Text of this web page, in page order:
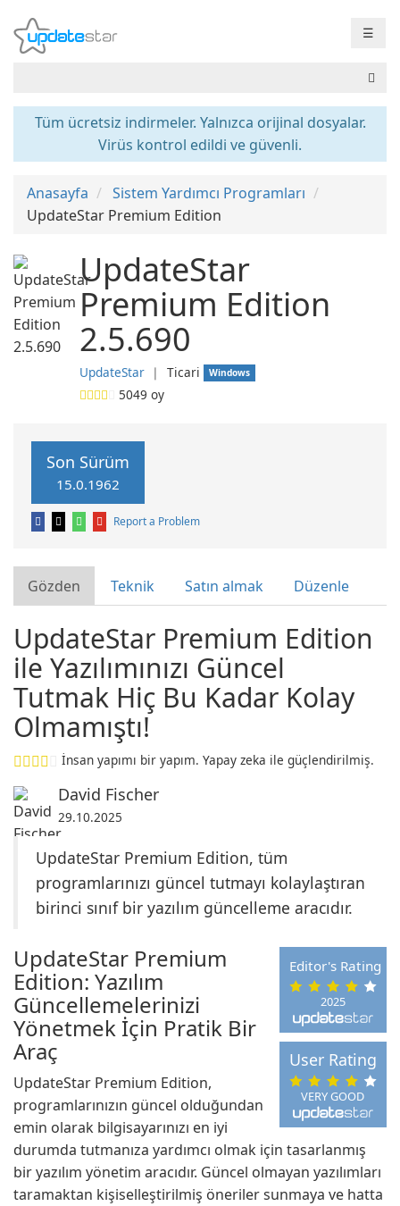
☰
Tüm ücretsiz indirmeler. Yalnızca orijinal dosyalar.
Virüs kontrol edildi ve güvenli.
Anasayfa
Sistem Yardımcı Programları
UpdateStar Premium Edition
UpdateStar
Premium Edition
2.5.690
UpdateStar ❘ Ticari Windows
5049 oy
Son Sürüm
15.0.1962
Report a Problem
Gözden Teknik Satın almak Düzenle
UpdateStar Premium Edition
ile Yazılımınızı Güncel
Tutmak Hiç Bu Kadar Kolay
Olmamıştı!
İnsan yapımı bir yapım. Yapay zeka ile güçlendirilmiş.
David Fischer
29.10.2025
UpdateStar Premium Edition, tüm
programlarınızı güncel tutmayı kolaylaştıran
birinci sınıf bir yazılım güncelleme aracıdır.
2025
Editor's Rating
VERY GOOD
User Rating
UpdateStar Premium
Edition: Yazılım
Güncellemelerinizi
Yönetmek İçin Pratik Bir
Araç
UpdateStar Premium Edition,
programlarınızın güncel olduğundan
emin olarak bilgisayarınızı en iyi
durumda tutmanıza yardımcı olmak için tasarlanmış
bir yazılım yönetim aracıdır. Güncel olmayan yazılımları
taramaktan kişiselleştirilmiş öneriler sunmaya ve hatta